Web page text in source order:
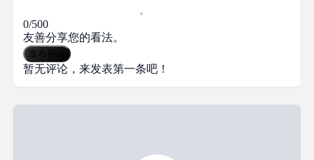
0/500
友善分享您的看法。
发布评论
暂无评论，来发表第一条吧！